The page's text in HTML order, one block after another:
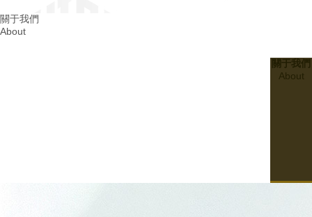
關于我們
About
關于我們
About